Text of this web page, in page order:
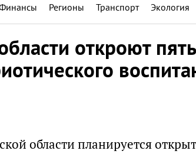
Регионы Транспорт Экология
откроют
области планируется